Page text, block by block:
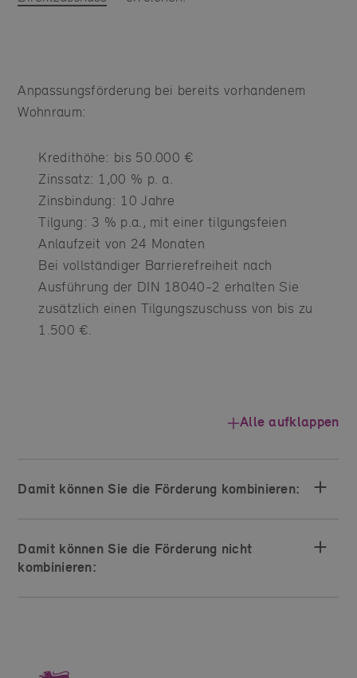
Anpassungsförderung bei bereits vorhandenem
Wohnraum:
Kredithöhe: bis 50.000 €
Zinssatz: 1,00 % p. a.
Zinsbindung: 10 Jahre
Tilgung: 3 % p.a., mit einer tilgungsfeien
Anlaufzeit von 24 Monaten
Bei vollständiger Barrierefreiheit nach
Ausführung der DIN 18040-2 erhalten Sie
zusätzlich einen Tilgungszuschuss von bis zu
1.500 €.
Alle aufklappen
Damit können Sie die Förderung kombinieren:
Damit können Sie die Förderung nicht
kombinieren: